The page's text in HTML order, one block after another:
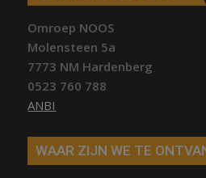
Omroep NOOS
Molensteen 5a
7773 NM Hardenberg
0523 760 788
ANBI
WAAR ZIJN WE TE